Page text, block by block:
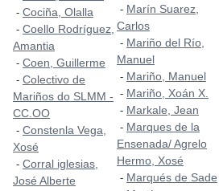
- Cociña, Olalla
- Coello Rodríguez,
Amantia
- Coen, Guillerme
- Colectivo de
Mariños do SLMM -
CC.OO
- Constenla Vega,
Xosé
- Corral iglesias,
José Alberte
- Marín Suarez,
Carlos
- Mariño del Río,
Manuel
- Mariño, Manuel
- Mariño, Xoán X.
- Markale, Jean
- Marques de la
Ensenada/ Agrelo
Hermo, Xosé
- Marqués de Sade